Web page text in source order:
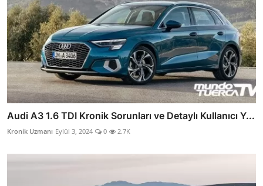
Audi A3 1.6 TDI Kronik Sorunları ve Detaylı Kullanıcı Y...
Kronik Uzmanı Eylül 3, 2024 0 2.7K